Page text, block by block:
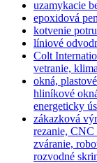
uzamykacie
epoxidová
kotvenie
líniové
Colt
vetranie,
okná,
hliníkové
energeticky
zákazková
rezanie,
zváranie,
rozvodné